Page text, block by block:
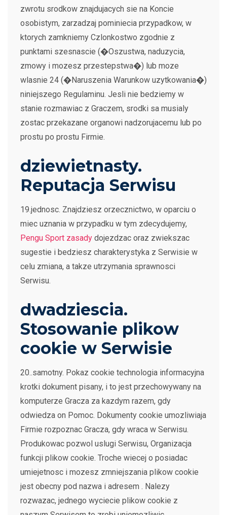
zwrotu srodkow znajdujacych sie na Koncie
osobistym, zarzadzaj pominiecia przypadkow, w
ktorych zamkniemy Czlonkostwo zgodnie z
punktami szesnascie (�Oszustwa, naduzycia,
zmowy i mozesz przestepstwa�) lub moze
wlasnie 24 (�Naruszenia Warunkow uzytkowania�)
niniejszego Regulaminu. Jesli nie bedziemy w
stanie rozmawiac z Graczem, srodki sa musialy
zostac przekazane organowi nadzorujacemu lub po
prostu po prostu Firmie.
dziewietnasty.
Reputacja Serwisu
19.jednosc. Znajdziesz orzecznictwo, w oparciu o
miec uznania w przypadku w tym zdecydujemy,
Pengu Sport zasady dojezdzac oraz zwiekszac
sugestie i bedziesz charakterystyka z Serwisie w
celu zmiana, a takze utrzymania sprawnosci
Serwisu.
dwadziescia.
Stosowanie plikow
cookie w Serwisie
20..samotny. Pokaz cookie technologia informacyjna
krotki dokument pisany, i to jest przechowywany na
komputerze Gracza za kazdym razem, gdy
odwiedza on Pomoc. Dokumenty cookie umozliwiaja
Firmie rozpoznac Gracza, gdy wraca w Serwisu.
Produkowac pozwol uslugi Serwisu, Organizacja
funkcji plikow cookie. Troche wiecej o posiadac
umiejetnosc i mozesz zmniejszania plikow cookie
jest obecny pod nazwa i adresem . Nalezy
rozwazac, jednego wyciecie plikow cookie z